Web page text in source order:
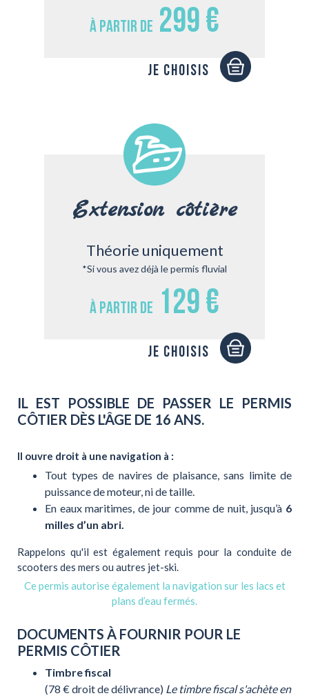
À partir de 299 €
Je choisis
Extension côtière
Théorie uniquement
*Si vous avez déjà le permis fluvial
À partir de 129 €
Je choisis
IL EST POSSIBLE DE PASSER LE PERMIS
CÔTIER DÈS L'ÂGE DE 16 ANS.
Il ouvre droit à une navigation à :
Tout types de navires de plaisance, sans limite de
puissance de moteur, ni de taille.
En eaux maritimes, de jour comme de nuit, jusqu’à 6
milles d’un abri.
Rappelons qu'il est également requis pour la conduite de
scooters des mers ou autres jet-ski.
Ce permis autorise également la navigation sur les lacs et
plans d’eau fermés.
DOCUMENTS À FOURNIR POUR LE
PERMIS CÔTIER
Timbre fiscal
(78 € droit de délivrance) Le timbre fiscal s'achète en